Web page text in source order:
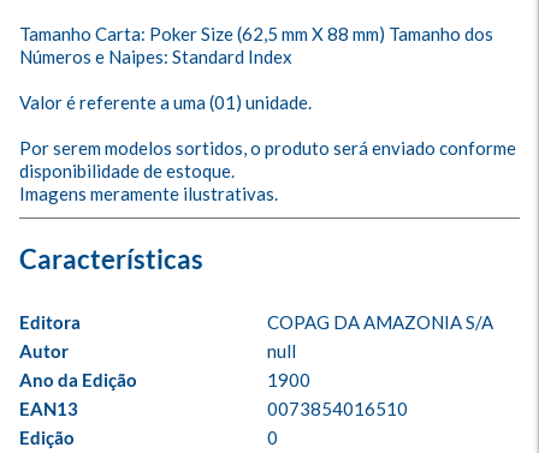
Tamanho Carta: Poker Size (62,5 mm X 88 mm) Tamanho dos
Números e Naipes: Standard Index
Valor é referente a uma (01) unidade.
Por serem modelos sortidos, o produto será enviado conforme
disponibilidade de estoque.
Imagens meramente ilustrativas.
Editora
COPAG DA AMAZONIA S/A
Autor
null
Ano da Edição
1900
EAN13
0073854016510
Edição
0